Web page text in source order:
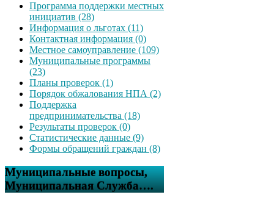
Программа поддержки местных
инициатив (28)
Информация о льготах (11)
Контактная информация (0)
Местное самоуправление (109)
Муниципальные программы
(23)
Планы проверок (1)
Порядок обжалования НПА (2)
Поддержка
предпринимательства (18)
Результаты проверок (0)
Статистические данные (9)
Формы обращений граждан (8)
Муниципальные вопросы,
Муниципальная Служба….